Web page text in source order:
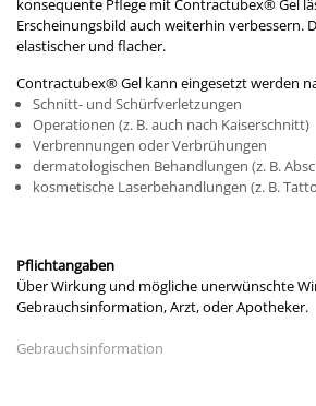
konsequente Pflege mit Contractubex® Gel
Erscheinungsbild auch weiterhin verbessern.
elastischer und flacher.
Contractubex® Gel kann eingesetzt werden
Schnitt- und Schürfverletzungen
Operationen (z. B. auch nach Kaiserschnitt)
Verbrennungen oder Verbrühungen
dermatologischen Behandlungen (z. B.
kosmetische Laserbehandlungen (z. B.
Pflichtangaben
Über Wirkung und mögliche unerwünschte
Gebrauchsinformation, Arzt, oder Apotheker.
Gebrauchsinformation